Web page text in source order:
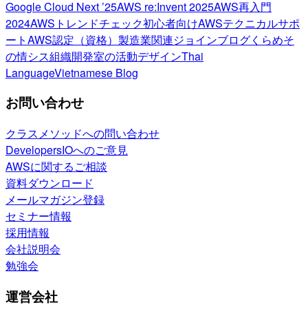
Google Cloud Next ’25AWS re:Invent 2025AWS再入門
2024AWSトレンドチェック初心者向けAWSテクニカルサポ
ートAWS認定（資格） 製造業関連ジョインブログくらめそ
の情シス組織開発室の活動デザインThai
LanguageVietnamese Blog
お問い合わせ
クラスメソッドへの問い合わせ
DevelopersIOへのご意見
AWSに関するご相談
資料ダウンロード
メールマガジン登録
セミナー情報
採用情報
会社説明会
勉強会
運営会社